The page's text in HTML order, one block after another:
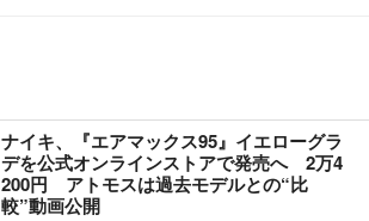
ナイキ、『エアマックス95』イエローグラ
デを公式オンラインストアで発売へ 2万4
200円 アトモスは過去モデルとの“比
較”動画公開